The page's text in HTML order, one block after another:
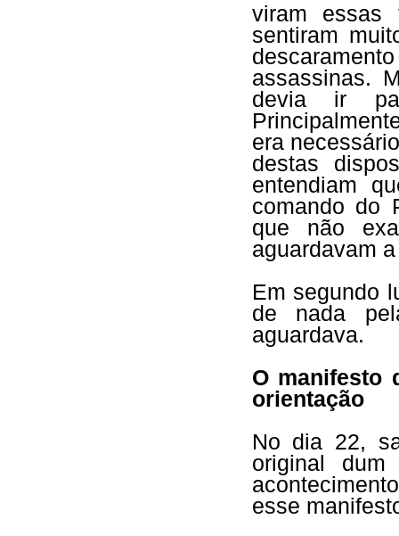
viram
sentiram
assassinas.
devia ir
era
destas
entendiam
comando do
que não
aguardavam
Em segundo
de nada
aguardava.
O manifesto
orientação
No dia 22,
original
esse